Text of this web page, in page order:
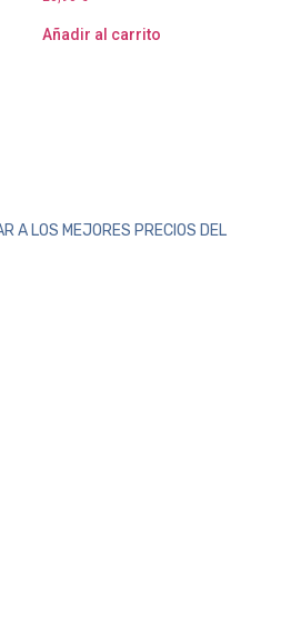
Añadir al carrito
A LOS MEJORES PRECIOS DEL